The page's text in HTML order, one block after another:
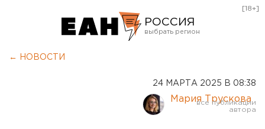
РОССИЯ
Курган
Оренбург
[18+]
← НОВОСТИ
24 МАРТА 2025 В 08:38
Мария Трускова